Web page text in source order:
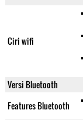
Ciri wifi
Versi Bluetooth
Features Bluetooth